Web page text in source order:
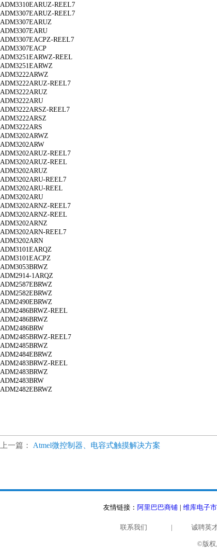
ADM3310EARUZ-REEL7
ADM3307EARUZ-REEL7
ADM3307EARUZ
ADM3307EARU
ADM3307EACPZ-REEL7
ADM3307EACP
ADM3251EARWZ-REEL
ADM3251EARWZ
ADM3222ARWZ
ADM3222ARUZ-REEL7
ADM3222ARUZ
ADM3222ARU
ADM3222ARSZ-REEL7
ADM3222ARSZ
ADM3222ARS
ADM3202ARWZ
ADM3202ARW
ADM3202ARUZ-REEL7
ADM3202ARUZ-REEL
ADM3202ARUZ
ADM3202ARU-REEL7
ADM3202ARU-REEL
ADM3202ARU
ADM3202ARNZ-REEL7
ADM3202ARNZ-REEL
ADM3202ARNZ
ADM3202ARN-REEL7
ADM3202ARN
ADM3101EARQZ
ADM3101EACPZ
ADM3053BRWZ
ADM2914-1ARQZ
ADM2587EBRWZ
ADM2582EBRWZ
ADM2490EBRWZ
ADM2486BRWZ-REEL
ADM2486BRWZ
ADM2486BRW
ADM2485BRWZ-REEL7
ADM2485BRWZ
ADM2484EBRWZ
ADM2483BRWZ-REEL
ADM2483BRWZ
ADM2483BRW
ADM2482EBRWZ
上一篇： Atmel微控制器、电容式触摸解决方案
友情链接： 阿里巴巴商铺 维库电子
联系我们 诚聘英
©版权